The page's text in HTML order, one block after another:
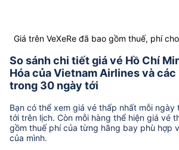
Giá trên VeXeRe đã bao gồm thuế, phí
So sánh chi tiết giá vé Hồ Chí
Hóa của Vietnam Airlines và các
trong 30 ngày tới
Bạn có thể xem giá vé thấp nhất mỗi ngày
tới trên lịch. Còn mỗi hàng thể hiện giá vé
gồm thuế phí của từng hãng bay phù hợp
của mình.